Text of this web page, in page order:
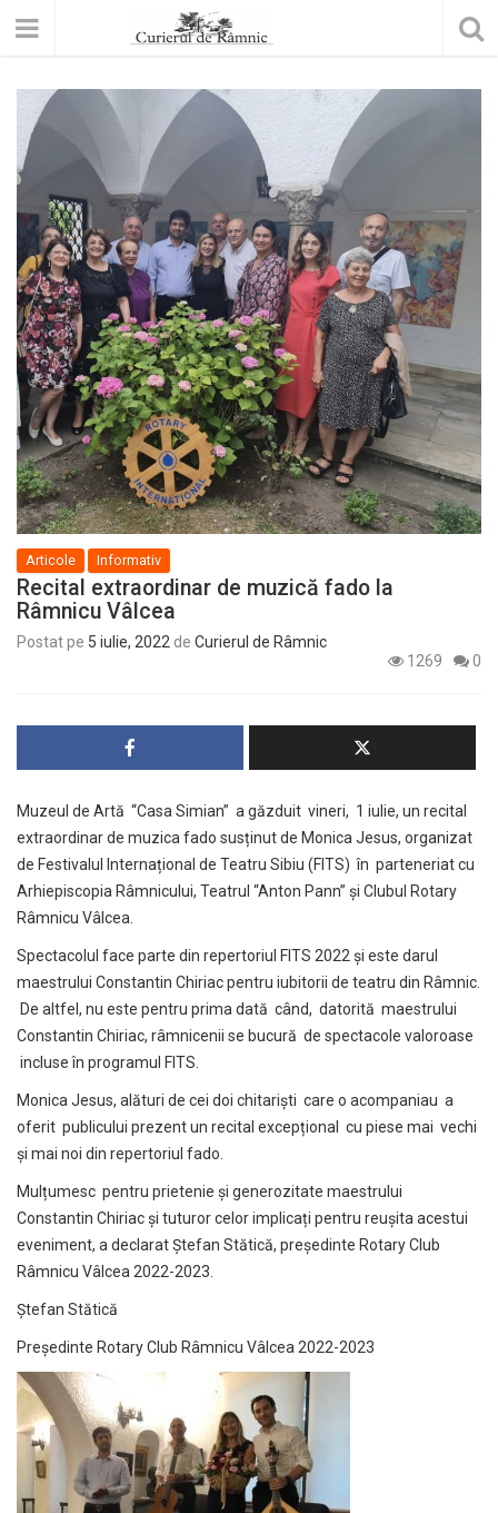
Articole Informativ
Recital extraordinar de muzică fado la
Râmnicu Vâlcea
Postat pe 5 iulie, 2022 de Curierul de Râmnic
1269
0
Muzeul de Artă “Casa Simian” a găzduit vineri, 1 iulie, un recital
extraordinar de muzica fado susținut de Monica Jesus, organizat
de Festivalul Internațional de Teatru Sibiu (FITS) în parteneriat cu
Arhiepiscopia Râmnicului, Teatrul “Anton Pann” și Clubul Rotary
Râmnicu Vâlcea.
Spectacolul face parte din repertoriul FITS 2022 și este darul
maestrului Constantin Chiriac pentru iubitorii de teatru din Râmnic.
De altfel, nu este pentru prima dată când, datorită maestrului
Constantin Chiriac, râmnicenii se bucură de spectacole valoroase
incluse în programul FITS.
Monica Jesus, alături de cei doi chitariști care o acompaniau a
oferit publicului prezent un recital excepțional cu piese mai vechi
și mai noi din repertoriul fado.
Mulțumesc pentru prietenie și generozitate maestrului
Constantin Chiriac și tuturor celor implicați pentru reușita acestui
eveniment, a declarat Ștefan Stătică, președinte Rotary Club
Râmnicu Vâlcea 2022-2023.
Ștefan Stătică
Președinte Rotary Club Râmnicu Vâlcea 2022-2023